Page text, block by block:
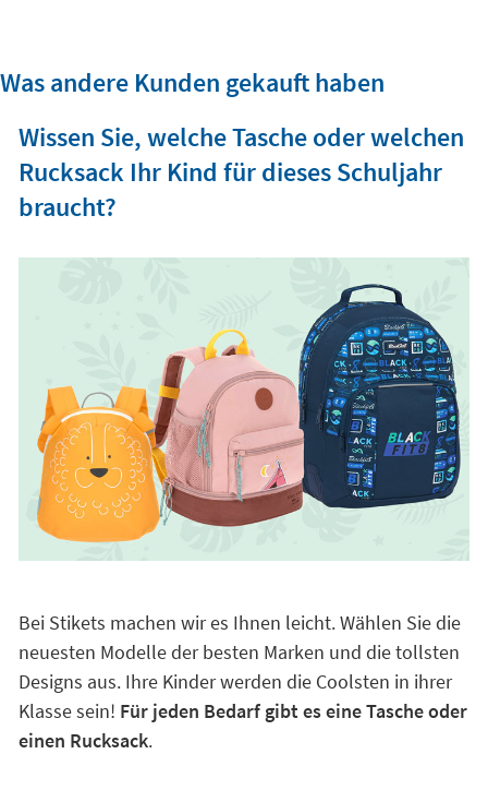
Was andere Kunden gekauft haben
Wissen Sie, welche Tasche oder welchen
Rucksack Ihr Kind für dieses Schuljahr
braucht?
Bei Stikets machen wir es Ihnen leicht. Wählen Sie die
neuesten Modelle der besten Marken und die tollsten
Designs aus. Ihre Kinder werden die Coolsten in ihrer
Klasse sein! Für jeden Bedarf gibt es eine Tasche oder
einen Rucksack.